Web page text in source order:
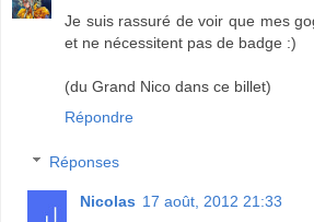
Je suis rassuré de voir que mes
et ne nécessitent pas de badge :)
(du Grand Nico dans ce billet)
Répondre
Réponses
Nicolas 17 août, 2012 21:33